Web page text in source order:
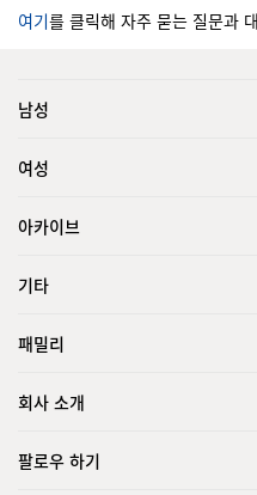
여기를 클릭해 자주 묻는 질문과
남성
여성
아카이브
기타
패밀리
회사 소개
팔로우 하기